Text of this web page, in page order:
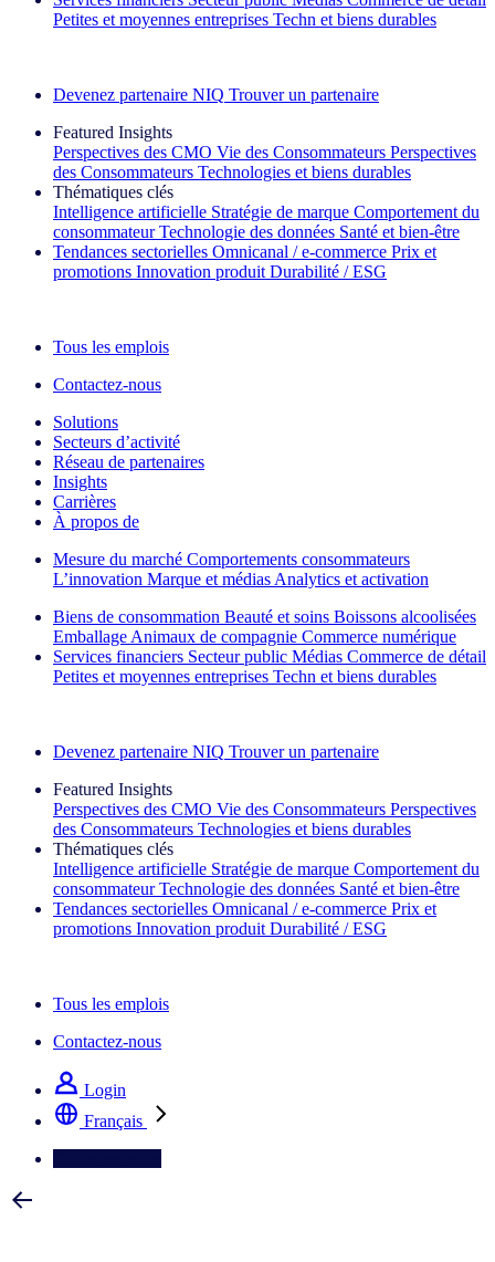
Petites et moyennes entreprises Techn et biens durables
Devenez partenaire NIQ Trouver un partenaire
Featured Insights
Perspectives des CMO Vie des Consommateurs Perspectives
des Consommateurs Technologies et biens durables
Thématiques clés
Intelligence artificielle Stratégie de marque Comportement du
consommateur Technologie des données Santé et bien‑être
Tendances sectorielles Omnicanal / e‑commerce Prix et
promotions Innovation produit Durabilité / ESG
Tous les emplois
Contactez-nous
Solutions
Secteurs d’activité
Réseau de partenaires
Insights
Carrières
À propos de
Mesure du marché Comportements consommateurs
L’innovation Marque et médias Analytics et activation
Biens de consommation Beauté et soins Boissons alcoolisées
Emballage Animaux de compagnie Commerce numérique
Services financiers Secteur public Médias Commerce de détail
Petites et moyennes entreprises Techn et biens durables
Devenez partenaire NIQ Trouver un partenaire
Featured Insights
Perspectives des CMO Vie des Consommateurs Perspectives
des Consommateurs Technologies et biens durables
Thématiques clés
Intelligence artificielle Stratégie de marque Comportement du
consommateur Technologie des données Santé et bien‑être
Tendances sectorielles Omnicanal / e‑commerce Prix et
promotions Innovation produit Durabilité / ESG
Tous les emplois
Contactez-nous
Login
Français